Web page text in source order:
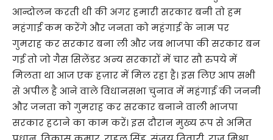
आन्दोलन करती थी की अगर हमारी सरकार बनी तो हम
महंगाई कम करेंगे और जनता को महंगाई के नाम पर
गुमराह कर सरकार बना ली और जब भाजपा की सरकार बन
गई तो जो गैस सिलेंडर अन्य सरकारों में चार सौ रुपये में
मिलता था आज एक हज़ार में मिल रहा है। इस लिए आप सभी
से अपील है आने वाले विधानसभा चुनाव में महंगाई की जननी
और जनता को गुमराह कर सरकार बनाने वाली भाजपा
सरकार हटाने का काम करें। इस दौरान मुख्य रूप से अमित